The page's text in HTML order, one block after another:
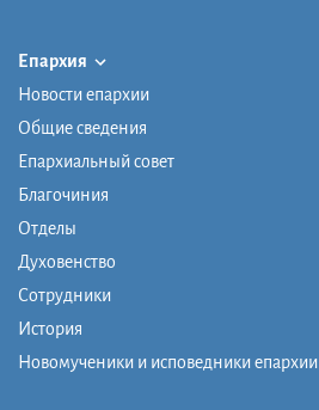
Епархия
Новости епархии
Общие сведения
Епархиальный совет
Благочиния
Отделы
Духовенство
Сотрудники
История
Новомученики и исповедники епархии